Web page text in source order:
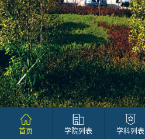
首页 学院列表 学科列表